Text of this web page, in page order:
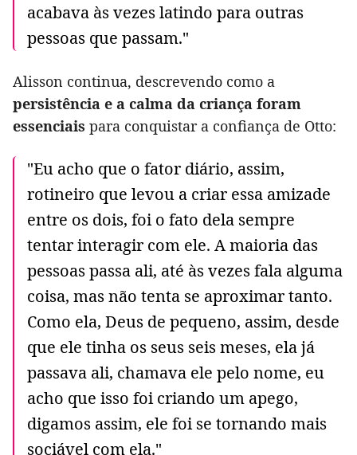
acabava às vezes latindo para outras
pessoas que passam."
Alisson continua, descrevendo como a
persistência e a calma da criança foram
essenciais para conquistar a confiança de Otto:
"Eu acho que o fator diário, assim,
rotineiro que levou a criar essa amizade
entre os dois, foi o fato dela sempre
tentar interagir com ele. A maioria das
pessoas passa ali, até às vezes fala alguma
coisa, mas não tenta se aproximar tanto.
Como ela, Deus de pequeno, assim, desde
que ele tinha os seus seis meses, ela já
passava ali, chamava ele pelo nome, eu
acho que isso foi criando um apego,
digamos assim, ele foi se tornando mais
sociável com ela."